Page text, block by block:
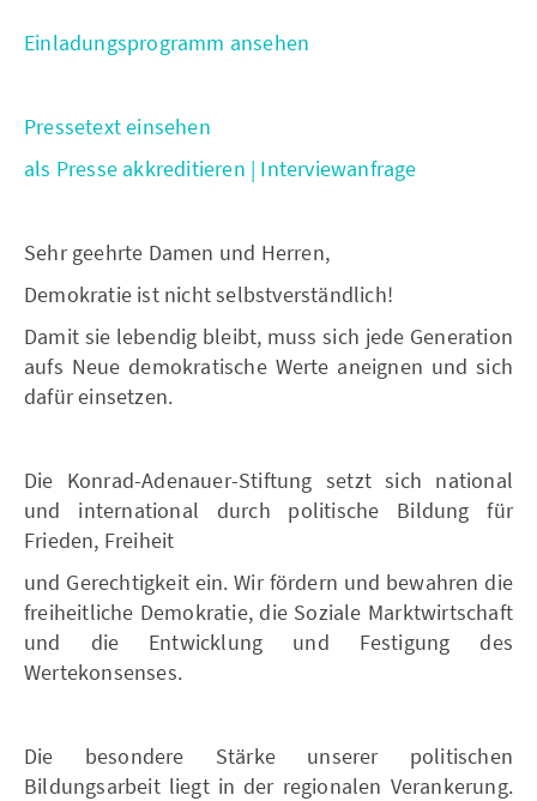
Einladungsprogramm ansehen
Pressetext einsehen
als Presse akkreditieren | Interviewanfrage
Sehr geehrte Damen und Herren,
Demokratie ist nicht selbstverständlich!
Damit sie lebendig bleibt, muss sich jede Generation
aufs Neue demokratische Werte aneignen und sich
dafür einsetzen.
Die Konrad-Adenauer-Stiftung setzt sich national
und international durch politische Bildung für
Frieden, Freiheit
und Gerechtigkeit ein. Wir fördern und bewahren die
freiheitliche Demokratie, die Soziale Marktwirtschaft
und die Entwicklung und Festigung des
Wertekonsenses.
Die besondere Stärke unserer politischen
Bildungsarbeit liegt in der regionalen Verankerung.